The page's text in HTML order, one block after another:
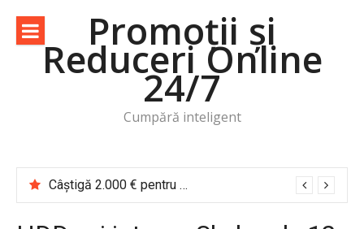
conținut
Promoții și
Reduceri Online
24/7
Cumpără inteligent
Câștigă 2.000 € pentru o vacanță de cititor Cărțile te trimit în călătorie